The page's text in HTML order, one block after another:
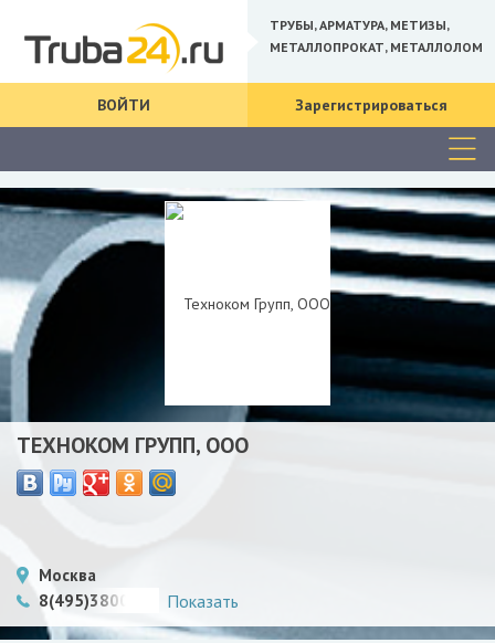
ТРУБЫ, АРМАТУРА, МЕТИЗЫ,
МЕТАЛЛОПРОКАТ, МЕТАЛЛОЛОМ
ВОЙТИ Зарегистрироваться
ТЕХНОКОМ ГРУПП, ООО
Москва
8(495)3800505
Показать